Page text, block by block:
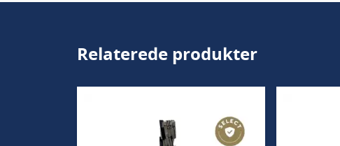
Relaterede produkter